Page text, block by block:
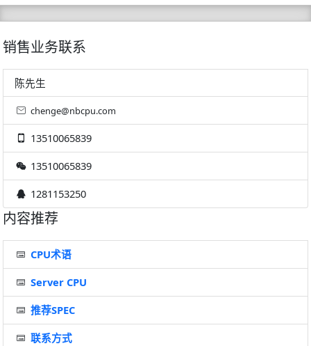
销售业务联系
陈先生
chenge@nbcpu.com
13510065839
13510065839
1281153250
内容推荐
CPU术语
Server CPU
推荐SPEC
联系方式